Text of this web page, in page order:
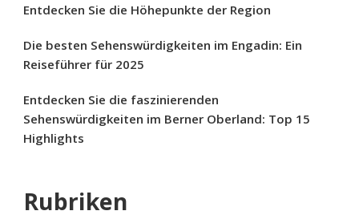
Entdecken Sie die Höhepunkte der Region
Die besten Sehenswürdigkeiten im Engadin: Ein
Reiseführer für 2025
Entdecken Sie die faszinierenden
Sehenswürdigkeiten im Berner Oberland: Top 15
Highlights
Rubriken